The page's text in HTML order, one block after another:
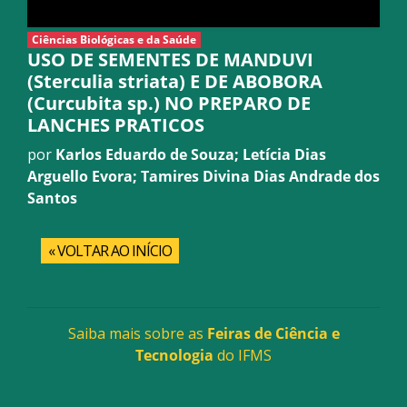
Ciências Biológicas e da Saúde
USO DE SEMENTES DE MANDUVI
(Sterculia striata) E DE ABOBORA
(Curcubita sp.) NO PREPARO DE
LANCHES PRATICOS
por Karlos Eduardo de Souza; Letícia Dias
Arguello Evora; Tamires Divina Dias Andrade dos
Santos
« VOLTAR AO INÍCIO
Saiba mais sobre as Feiras de Ciência e
Tecnologia do IFMS